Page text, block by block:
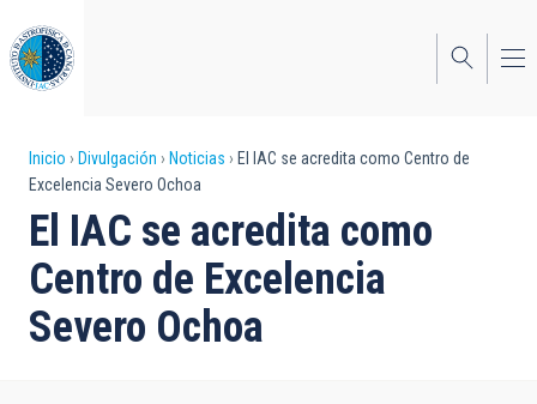
al
contenido
principal
Sobrescribir
enlaces
de
ayuda
a
Inicio Divulgación Noticias
El IAC se acredita como Centro de
Excelencia Severo Ochoa
El IAC se acredita como
Centro de Excelencia
Severo Ochoa